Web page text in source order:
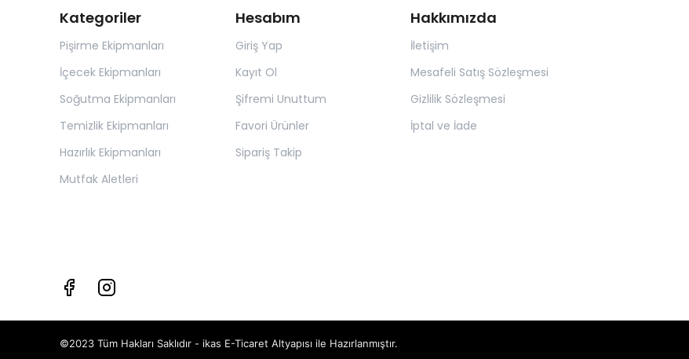
Kategoriler
Pişirme Ekipmanları
İçecek Ekipmanları
Soğutma Ekipmanları
Temizlik Ekipmanları
Hazırlık Ekipmanları
Mutfak Aletleri
Hesabım
Giriş Yap
Kayıt Ol
Şifremi Unuttum
Favori Ürünler
Sipariş Takip
Hakkımızda
İletişim
Mesafeli Satış Sözleşmesi
Gizlilik Sözleşmesi
İptal ve İade
©2023 Tüm Hakları Saklıdır - ikas E-Ticaret Altyapısı ile Hazırlanmıştır.